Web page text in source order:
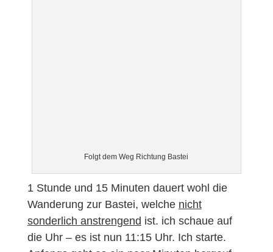
Folgt dem Weg Richtung Bastei
1 Stunde und 15 Minuten dauert wohl die
Wanderung zur Bastei, welche nicht
sonderlich anstrengend ist. ich schaue auf
die Uhr – es ist nun 11:15 Uhr. Ich starte.